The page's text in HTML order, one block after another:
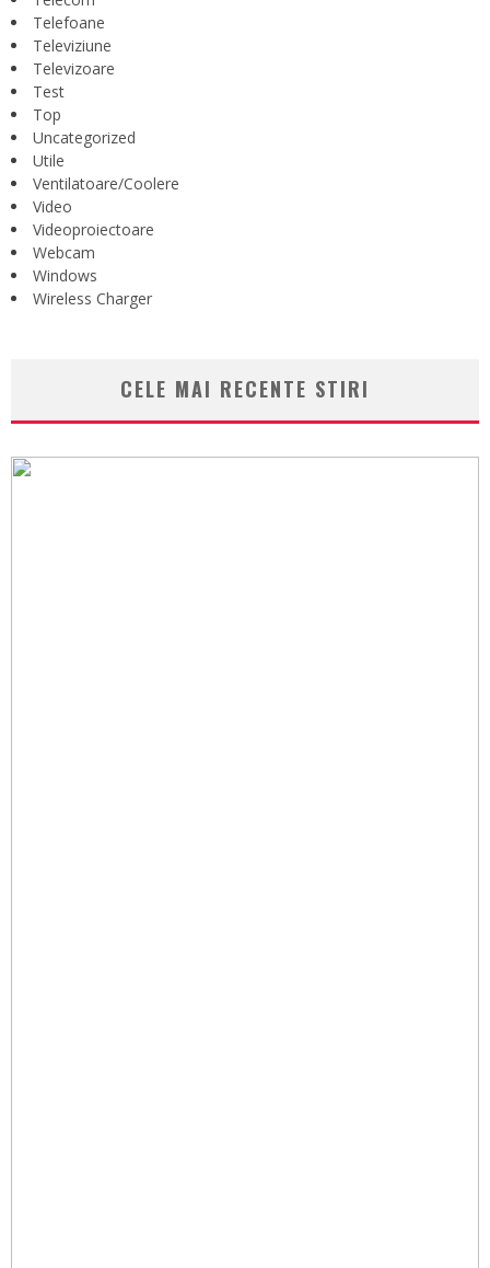
Telefoane
Televiziune
Televizoare
Test
Top
Uncategorized
Utile
Ventilatoare/Coolere
Video
Videoproiectoare
Webcam
Windows
Wireless Charger
CELE MAI RECENTE STIRI